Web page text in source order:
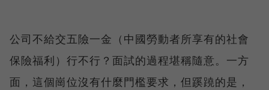
公司不給交五險一金（中國勞動者所享有的社會
保險福利）行不行？面試的過程堪稱隨意。一方
面，這個崗位沒有什麼門檻要求，但蹊蹺的是，